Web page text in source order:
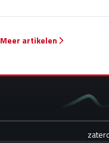
Meer artikelen